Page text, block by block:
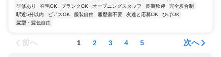
研修あり
在宅OK ブランクOK オープニングスタッフ 長期歓迎
完全歩合制
駅近5分以内
ピアスOK 服装自由 履歴書不要 友達と応募OK
ひげOK
髪型・髪色自由
前へ 1 2 3 4 5 次へ